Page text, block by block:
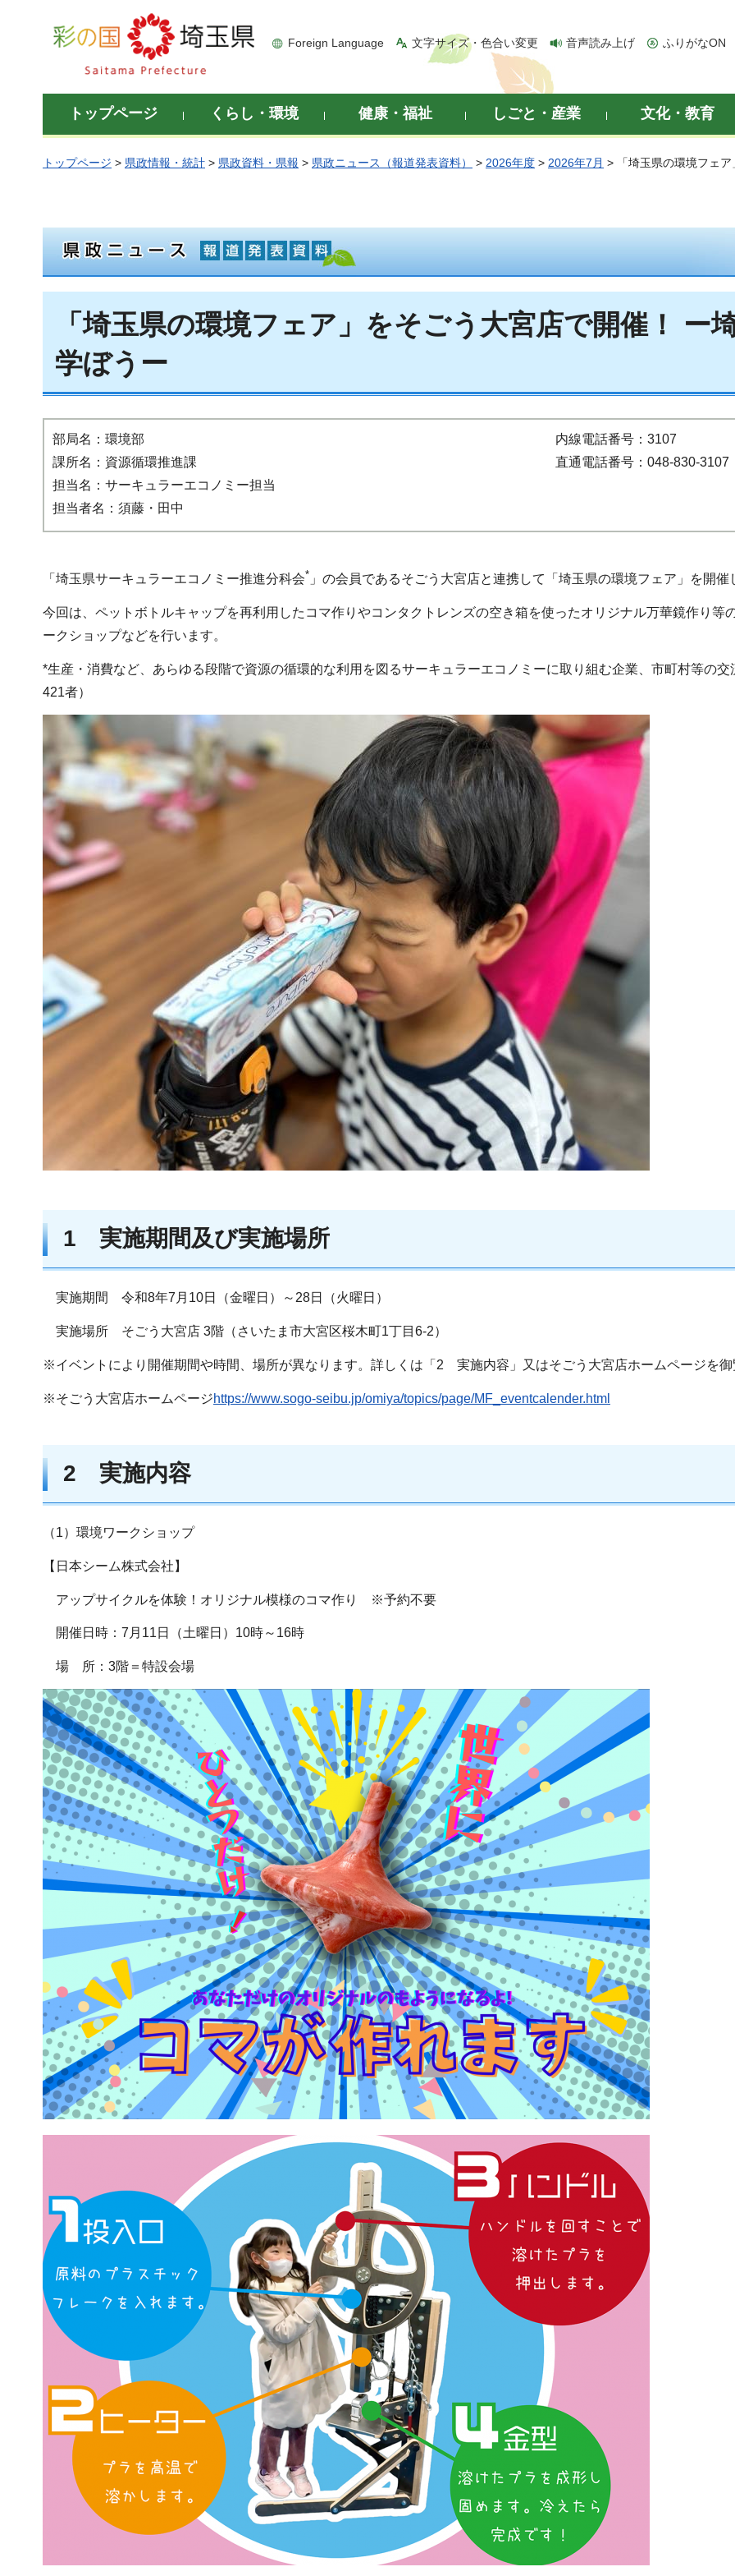
彩の国 埼玉県
Foreign Language 文字サイズ・色合い変更 音声読み上げ ふりがなON
トップページ くらし・環境 健康・福祉 しごと・産業 文化・教育
トップページ > 県政情報・統計 > 県政資料・県報 > 県政ニュース（報道発表資料） > 2026年度 > 2026年7月 > 「埼玉県の環境フェ
「埼玉県の環境フェア」をそごう大宮店で開催！ ー
学ぼうー
部局名：環境部
課所名：資源循環推進課
担当名：サーキュラーエコノミー担当
担当者名：須藤・田中
内線電話番号：3107
直通電話番号：048-830-3107
「埼玉県サーキュラーエコノミー推進分科会* 」の会員であるそごう大宮店と連携して「埼玉県の環境フェア」を開催
今回は、ペットボトルキャップを再利用したコマ作りやコンタクトレンズの空き箱を使ったオリジナル万華鏡作り等
ークショップなどを行います。
*生産・消費など、あらゆる段階で資源の循環的な利用を図るサーキュラーエコノミーに取り組む企業、市町村等の
421者）
1 実施期間及び実施場所
実施期間 令和8年7月10日（金曜日）～28日（火曜日）
実施場所 そごう大宮店 3階（さいたま市大宮区桜木町1丁目6-2）
※イベントにより開催期間や時間、場所が異なります。詳しくは「2 実施内容」又はそごう大宮店ホームページを御
※そごう大宮店ホームページhttps://www.sogo-seibu.jp/omiya/topics/page/MF_eventcalender.html
2 実施内容
（1）環境ワークショップ
【日本シーム株式会社】
アップサイクルを体験！オリジナル模様のコマ作り ※予約不要
開催日時：7月11日（土曜日）10時～16時
場 所：3階＝特設会場